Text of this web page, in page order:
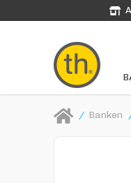
/ Banken